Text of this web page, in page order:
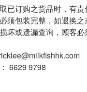
已订购之货品时，有
须包装完整，如退换
坏或遗漏查询，顾客
6629 9798